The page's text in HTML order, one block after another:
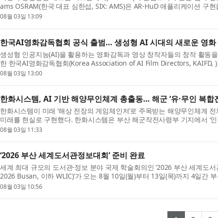
ams OSRAM(한국 대표 심한섭, SIX: AMS)은 AR-HuD 애플리케이션 구
Projection Comp...
08월 03일 13:09
한국AI영화감독협회 공식 출범… 생성형 AI 시대의 새로운 영
생성형 인공지능(AI)을 활용하는 영화감독과 영상 창작자들의 창작 활동
한 한국AI영화감독협회(Korea Association of AI Film Directors, KAIFD,
서...
08월 03일 13:00
한화시스템, AI 기반 해양무인체계 총출동… 해군 ‘유·무인 복합
한화시스템이 미래 ‘해상 전장의 게임체인저’로 주목받는 해양무인체계
미래를 현실로 구현했다. 한화시스템은 부산 해군작전사령부 기지에서 ‘
08월 03일 11:33
‘2026 부산 세계도서관정보대회’ 준비 완료
세계 최대 규모의 도서관·정보 분야 국제 학술회의인 ‘2026 부산 세계
2026 Busan, 이하 WLIC)’가 오는 8월 10일(월)부터 13일(목)까지 4일간
(IFLA)이 ...
08월 03일 10:56